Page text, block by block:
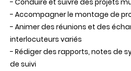
- Conduire et suivre des projets
- Accompagner le montage de
- Animer des réunions et des
interlocuteurs variés
- Rédiger des rapports, notes de
de suivi